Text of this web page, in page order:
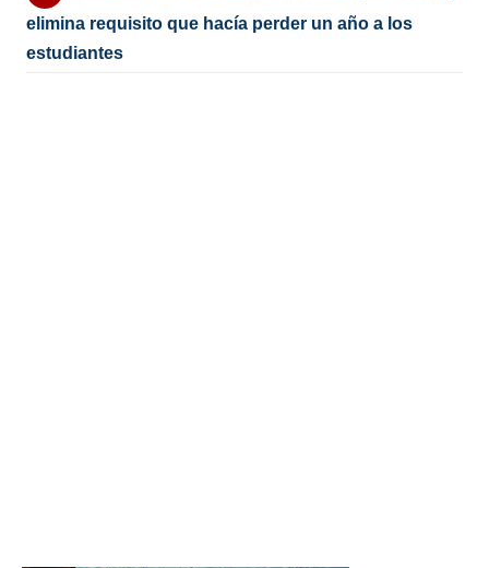
elimina requisito que hacía perder un año a los
estudiantes